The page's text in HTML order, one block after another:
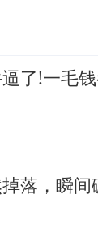
了!一毛
落，瞬